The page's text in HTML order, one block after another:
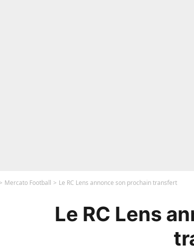
Mercato Football Le RC Lens annonce son prochain transfert ​
Le RC Lens